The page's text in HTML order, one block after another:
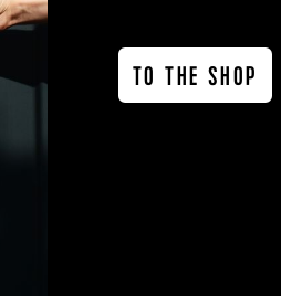
TO THE SHOP